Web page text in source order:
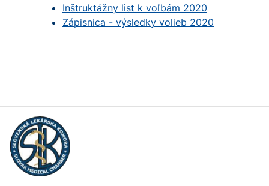
Inštruktážny list k voľbám 2020
Zápisnica - výsledky volieb 2020